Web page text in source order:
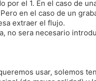
por el 1. En el caso de
en el caso de un
extraer el flujo.
no sera necesario
usar, solemos